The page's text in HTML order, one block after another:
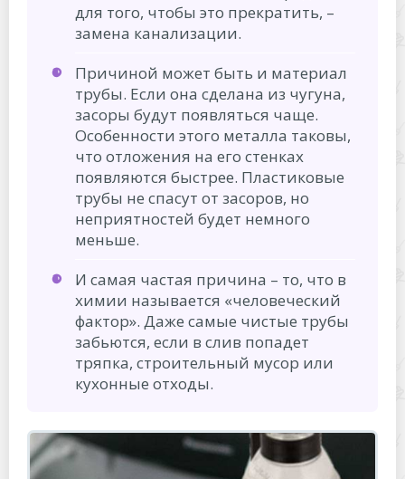
для того, чтобы это прекратить, –
замена канализации.
Причиной может быть и материал
трубы. Если она сделана из чугуна,
засоры будут появляться чаще.
Особенности этого металла таковы,
что отложения на его стенках
появляются быстрее. Пластиковые
трубы не спасут от засоров, но
неприятностей будет немного
меньше.
И самая частая причина – то, что в
химии называется «человеческий
фактор». Даже самые чистые трубы
забьются, если в слив попадет
тряпка, строительный мусор или
кухонные отходы.